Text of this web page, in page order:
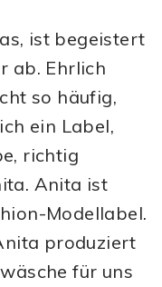
ist begeistert
ab. Ehrlich
so häufig,
ein Label,
richtig
Anita ist
Modellabel.
produziert
für uns